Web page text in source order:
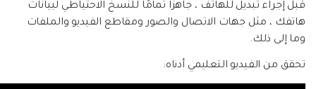
قبل إجراء تبديل للهاتف ، جاهزًا تمامًا للنسخ الاحتياطي لبيانات
هاتفك ، مثل جهات الاتصال والصور ومقاطع الفيديو والملفات
وما إلى ذلك.
تحقق من الفيديو التعليمي أدناه: